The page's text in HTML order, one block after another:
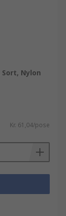
Sort, Nylon
Kr. 61,04/pose